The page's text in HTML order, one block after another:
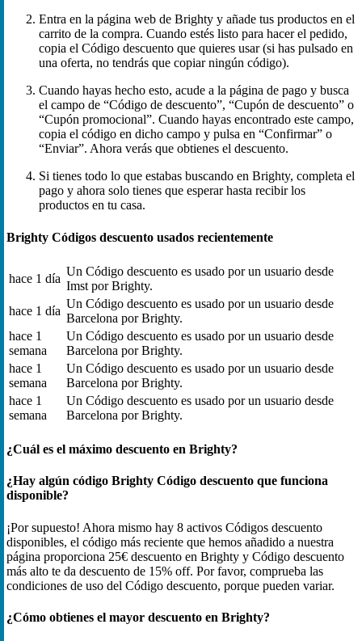
Entra en la página web de Brighty y añade tus productos en el
carrito de la compra. Cuando estés listo para hacer el pedido,
copia el Código descuento que quieres usar (si has pulsado en
una oferta, no tendrás que copiar ningún código).
Cuando hayas hecho esto, acude a la página de pago y busca
el campo de “Código de descuento”, “Cupón de descuento” o
“Cupón promocional”. Cuando hayas encontrado este campo,
copia el código en dicho campo y pulsa en “Confirmar” o
“Enviar”. Ahora verás que obtienes el descuento.
Si tienes todo lo que estabas buscando en Brighty, completa el
pago y ahora solo tienes que esperar hasta recibir los
productos en tu casa.
Brighty Códigos descuento usados recientemente
hace 1 día
Un Código descuento es usado por un usuario desde
Imst por Brighty.
hace 1 día
Un Código descuento es usado por un usuario desde
Barcelona por Brighty.
hace 1
semana
Un Código descuento es usado por un usuario desde
Barcelona por Brighty.
hace 1
semana
Un Código descuento es usado por un usuario desde
Barcelona por Brighty.
hace 1
semana
Un Código descuento es usado por un usuario desde
Barcelona por Brighty.
¿Cuál es el máximo descuento en Brighty?
¿Hay algún código Brighty Código descuento que funciona
disponible?
¡Por supuesto! Ahora mismo hay 8 activos Códigos descuento
disponibles, el código más reciente que hemos añadido a nuestra
página proporciona 25€ descuento en Brighty y Código descuento
más alto te da descuento de 15% off. Por favor, comprueba las
condiciones de uso del Código descuento, porque pueden variar.
¿Cómo obtienes el mayor descuento en Brighty?